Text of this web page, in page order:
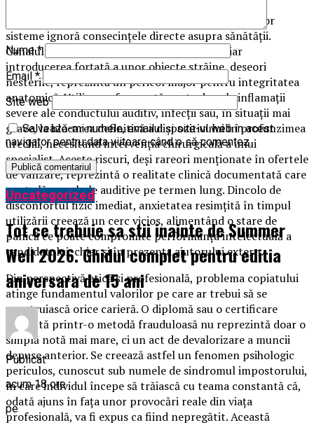
Mai mult decât riscul de a fi prins, utilizatorii acestor
sisteme ignoră consecințele directe asupra sănătății.
Canalul auditiv uman este un mediu delicat, iar
introducerea forțată a unor obiecte străine, deseori
nesterile, reprezintă un pericol major pentru integritatea
anatomică. Utilizarea frecventă poate duce la inflamații
severe ale conductului auditiv, infecții sau, în situații mai
grave, la blocarea definitivă a dispozitivului în profunzimea
urechii, necesitând intervenția chirurgicală a unui
specialist. Aceste riscuri, deși rareori menționate în ofertele
de vânzare, reprezintă o realitate clinică documentată care
poate lăsa sechele auditive pe termen lung. Dincolo de
disconfortul fizic imediat, anxietatea resimțită în timpul
utilizării creează un cerc vicios, alimentând o stare de
panică ce poate compromite performanța intelectuală a
candidatului, chiar și în prezența ajutorului extern.
Din perspectivă etică și profesională, problema copiatului
atinge fundamentul valorilor pe care ar trebui să se
construiască orice carieră. O diplomă sau o certificare
obținută printr-o metodă frauduloasă nu reprezintă doar o
simplă notă mai mare, ci un act de devalorizare a muncii
depuse anterior. Se creează astfel un fenomen psihologic
periculos, cunoscut sub numele de sindromul impostorului,
în care individul începe să trăiască cu teama constantă că,
odată ajuns în fața unor provocări reale din viața
profesională, va fi expus ca fiind nepregătit. Această
Nume*
Email *
Site web
Salvează-mi numele, emailul și site-ul web în acest
navigator pentru data viitoare când o să comentez.
Uncategorized
Tot ce trebuie sa stii inainte de Summer
Well 2026. Ghidul complet pentru editia
aniversara de 15 ani
Publicat
acum 18 ore
pe